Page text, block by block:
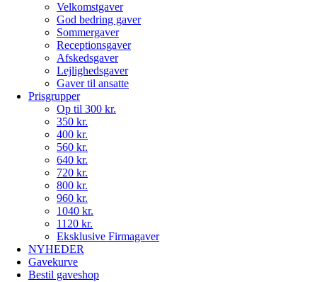
Velkomstgaver
God bedring gaver
Sommergaver
Receptionsgaver
Afskedsgaver
Lejlighedsgaver
Gaver til ansatte
Prisgrupper
Op til 300 kr.
350 kr.
400 kr.
560 kr.
640 kr.
720 kr.
800 kr.
960 kr.
1040 kr.
1120 kr.
Eksklusive Firmagaver
NYHEDER
Gavekurve
Bestil gaveshop